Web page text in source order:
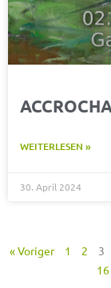
WEITERLESEN »
30. April 2024
« Voriger 1 2 3
16